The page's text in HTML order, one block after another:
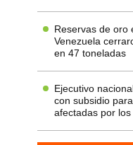
Reservas de oro
Venezuela
en 47 toneladas
Ejecutivo
con subsidio
afectadas por los